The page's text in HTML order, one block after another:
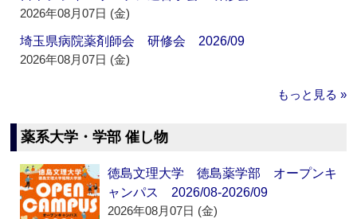
2026年08月07日 (金)
埼玉県病院薬剤師会 研修会 2026/09
2026年08月07日 (金)
もっと見る »
薬系大学・学部 催し物
徳島文理大学 徳島薬学部 オープンキ
ャンパス 2026/08-2026/09
2026年08月07日 (金)